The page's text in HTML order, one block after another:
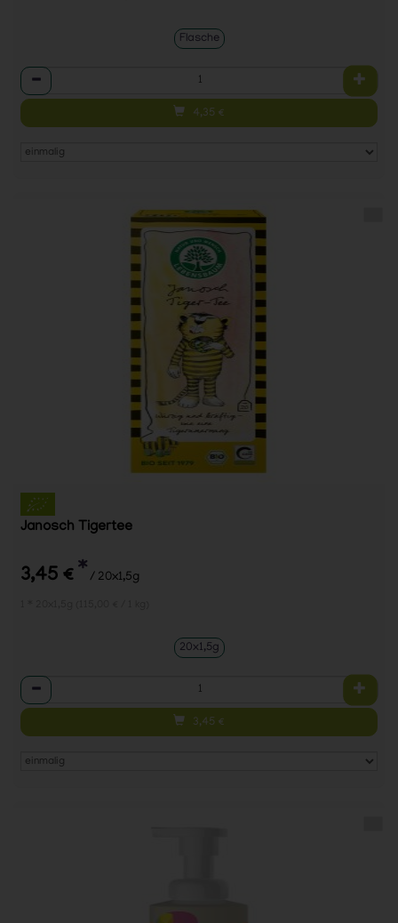
Flasche
Anzahl
4,35 €
Janosch Tigertee
3,45 € * / 20x1,5g
20x1,5g
Anzahl
3,45 €